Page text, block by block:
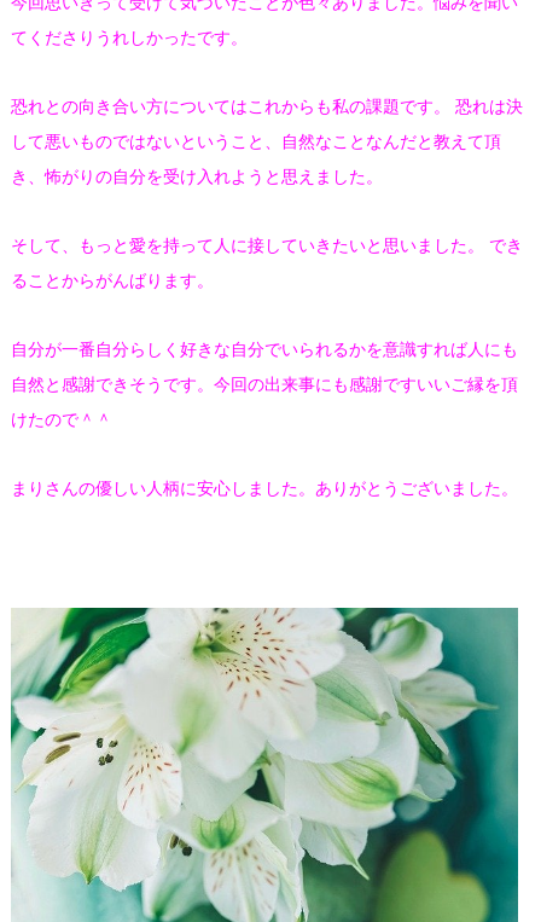
てくださりうれしかったです。
恐れとの向き合い方についてはこれからも私の課題です。 恐れは決
して悪いものではないということ、自然なことなんだと教えて頂
き、怖がりの自分を受け入れようと思えました。
そして、もっと愛を持って人に接していきたいと思いました。 でき
ることからがんばります。
自分が一番自分らしく好きな自分でいられるかを意識すれば人にも
自然と感謝できそうです。今回の出来事にも感謝ですいいご縁を頂
けたので＾＾
まりさんの優しい人柄に安心しました。ありがとうございました。